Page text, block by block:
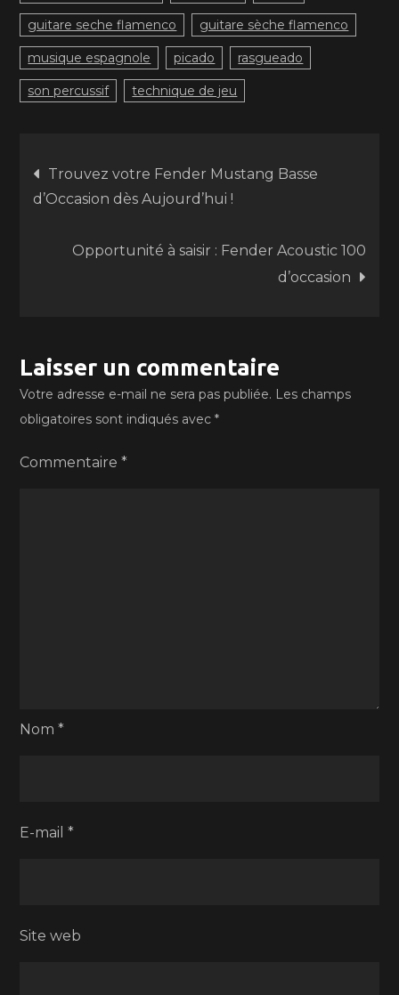
guitare seche flamenco guitare sèche flamenco
musique espagnole picado rasgueado
son percussif technique de jeu
Navigation
de
l’article
Trouvez votre Fender Mustang Basse
d’Occasion dès Aujourd’hui !
Opportunité à saisir : Fender Acoustic 100
d’occasion
Laisser un commentaire
Votre adresse e-mail ne sera pas publiée. Les champs
obligatoires sont indiqués avec*
Commentaire*
Nom*
E-mail*
Site web